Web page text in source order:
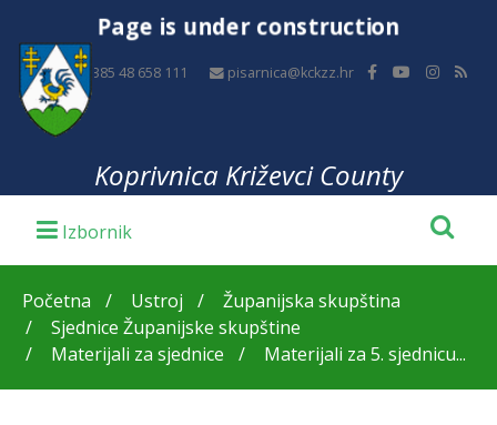
Page is under construction
+385 48 658 111 pisarnica@kckzz.hr
Koprivnica Križevci County
Početna Ustroj
Županijska skupština
Sjednice Županijske skupštine
Materijali za sjednice
Materijali za 5. sjednicu...